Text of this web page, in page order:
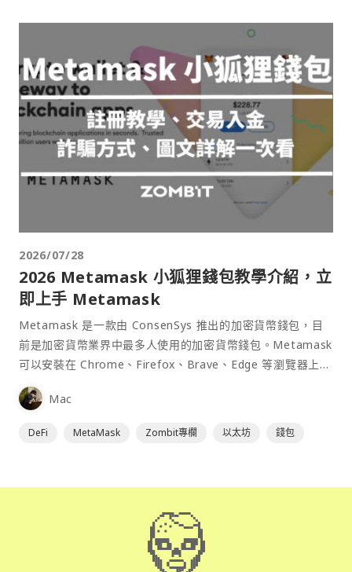
2026/07/28
2026 Metamask 小狐狸錢包教學介紹，立
即上手 Metamask
Metamask 是一款由 ConsenSys 推出的加密貨幣錢包，目
前是加密貨幣業界中最多人使用的加密貨幣錢包。Metamask
可以安裝在 Chrome、Firefox、Brave、Edge 等瀏覽器上作
為插件使用，具備許多功能且使用上非常方便。
Mac
DeFi MetaMask Zombit專欄 以太坊 錢包